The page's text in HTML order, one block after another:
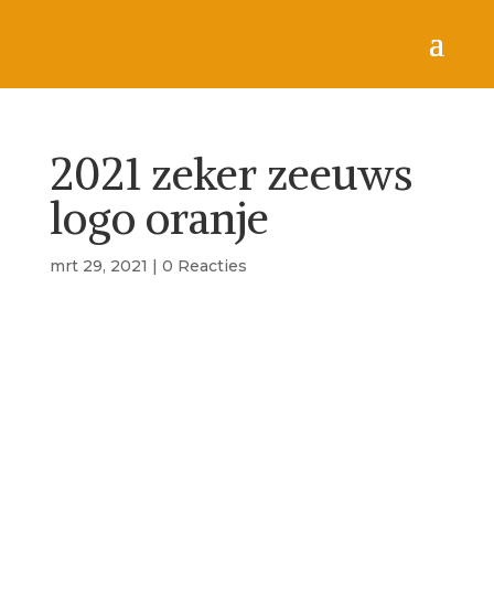
2021 zeker zeeuws
logo oranje
mrt 29, 2021 | 0 Reacties